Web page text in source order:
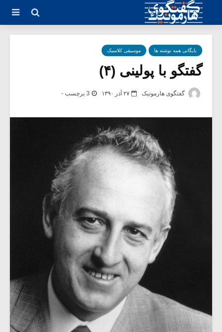
بایگانی همه نوشته ها موسیقی کلاسیک
گفتگو با پولینی (۴)
گفتگوی هارمونیک ۲۷ آذر ۱۳۹۰ 3 برچسب -